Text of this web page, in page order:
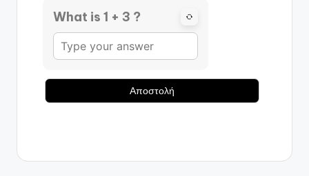
What is 1 + 3 ?